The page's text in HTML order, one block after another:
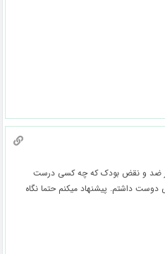
در ضد و نقض بودک که چه کسی درست
داشتم. پیشنهاد میکنم حتما نگاه